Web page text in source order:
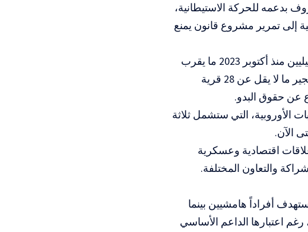
بدعمه للحركة الاستيطانية،
إلى تمرير مشروع قانون يمنع
وبحسب بيانات الأمم المتحدة، نفذت جماعات المستوطنين الإسرائيليين منذ أكتوبر 2023 ما يقرب
من 3000 هجوم ضد الفلسطينيين في الضفة الغربية، ما أدى إلى تهجير ما لا يقل عن 28 قرية
الأوروبية، التي ستشمل ثلاثة
الآن.
اقتصادية وعسكرية
والتعاون المختلفة.
أفراداً هامشيين بينما
اعتبارها الداعم الأساسي